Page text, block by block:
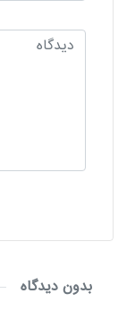
بدون دیدگاه